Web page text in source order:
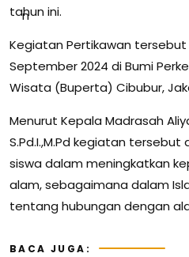
tahun ini.
Kegiatan Pertikawan
September 2024 di Bumi
Wisata (Buperta) Cibubur,
Menurut Kepala Madrasah
S.Pd.I.,M.Pd kegiatan
siswa dalam meningkatkan
alam, sebagaimana dalam
tentang hubungan dengan
BACA JUGA: